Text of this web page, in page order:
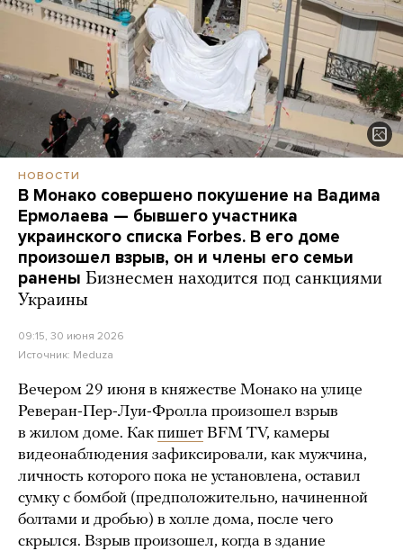
НОВОСТИ
В Монако совершено покушение на Вадима
Ермолаева — бывшего участника
украинского списка Forbes. В его доме
произошел взрыв, он и члены его семьи
ранены Бизнесмен находится под санкциями
Украины
09:15, 30 июня 2026
Источник: Meduza
Вечером 29 июня в княжестве Монако на улице
Реверан-Пер-Луи-Фролла произошел взрыв
в жилом доме. Как пишет BFM TV, камеры
видеонаблюдения зафиксировали, как мужчина,
личность которого пока не установлена, оставил
сумку с бомбой (предположительно, начиненной
болтами и дробью) в холле дома, после чего
скрылся. Взрыв произошел, когда в здание